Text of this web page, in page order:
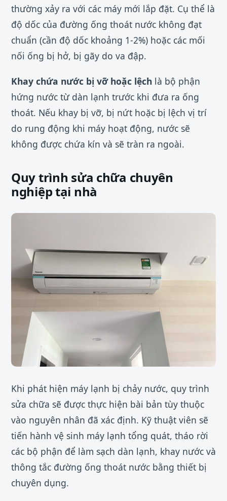
thường xảy ra với các máy mới lắp đặt. Cụ thể là
độ dốc của đường ống thoát nước không đạt
chuẩn (cần độ dốc khoảng 1-2%) hoặc các mối
nối ống bị hở, bị gãy do va đập.
Khay chứa nước bị vỡ hoặc lệch là bộ phận
hứng nước từ dàn lạnh trước khi đưa ra ống
thoát. Nếu khay bị vỡ, bị nứt hoặc bị lệch vị trí
do rung động khi máy hoạt động, nước sẽ
không được chứa kín và sẽ tràn ra ngoài.
Quy trình sửa chữa chuyên
nghiệp tại nhà
Khi phát hiện máy lạnh bị chảy nước, quy trình
sửa chữa sẽ được thực hiện bài bản tùy thuộc
vào nguyên nhân đã xác định. Kỹ thuật viên sẽ
tiến hành vệ sinh máy lạnh tổng quát, tháo rời
các bộ phận để làm sạch dàn lạnh, khay nước và
thông tắc đường ống thoát nước bằng thiết bị
chuyên dụng.